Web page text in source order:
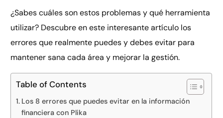
¿Sabes cuáles son estos problemas y qué herramienta
utilizar? Descubre en este interesante artículo los
errores que realmente puedes y debes evitar para
mantener sana cada área y mejorar la gestión.
Table of Contents
Los 8 errores que puedes evitar en la información
financiera con Plika